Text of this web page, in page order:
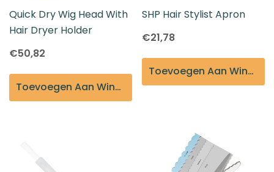
Quick Dry Wig Head With
Hair Dryer Holder
€50,82
Toevoegen Aan Winkelmandje
SHP Hair Stylist Apron
€21,78
Toevoegen Aan Winkelmandje